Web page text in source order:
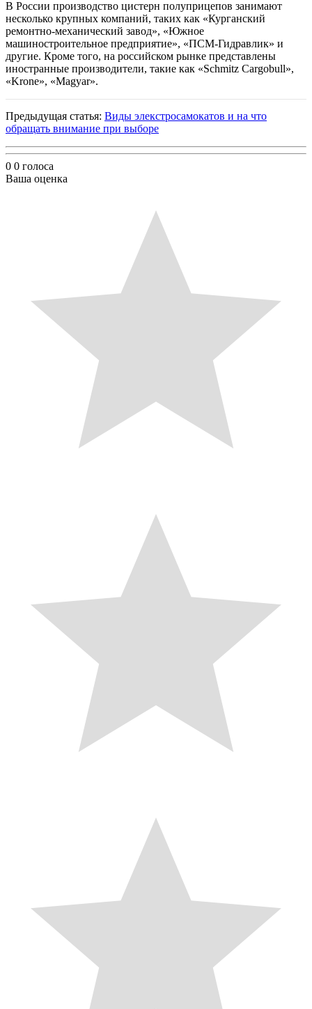
В России производство цистерн полуприцепов занимают
несколько крупных компаний, таких как «Курганский
ремонтно-механический завод», «Южное
машиностроительное предприятие», «ПСМ-Гидравлик» и
другие. Кроме того, на российском рынке представлены
иностранные производители, такие как «Schmitz Cargobull»,
«Krone», «Magyar».
Предыдущая статья: Виды элекстросамокатов и на что
обращать внимание при выборе
0 0 голоса
Ваша оценка